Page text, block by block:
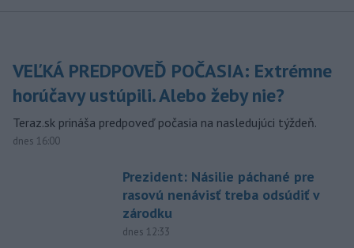
VEĽKÁ PREDPOVEĎ POČASIA: Extrémne
horúčavy ustúpili. Alebo žeby nie?
Teraz.sk prináša predpoveď počasia na nasledujúci týždeň.
dnes 16:00
Prezident: Násilie páchané pre
rasovú nenávisť treba odsúdiť v
zárodku
dnes 12:33